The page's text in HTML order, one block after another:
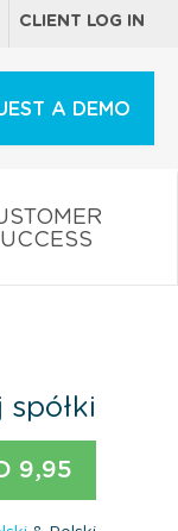
CLIENT LOG IN
A DEMO
9,95